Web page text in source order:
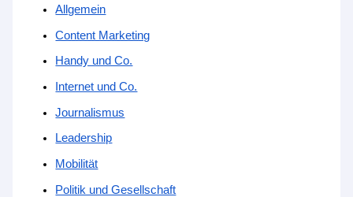
Allgemein
Content Marketing
Handy und Co.
Internet und Co.
Journalismus
Leadership
Mobilität
Politik und Gesellschaft